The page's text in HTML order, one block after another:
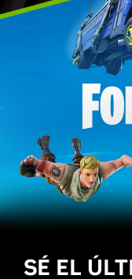
SÉ EL